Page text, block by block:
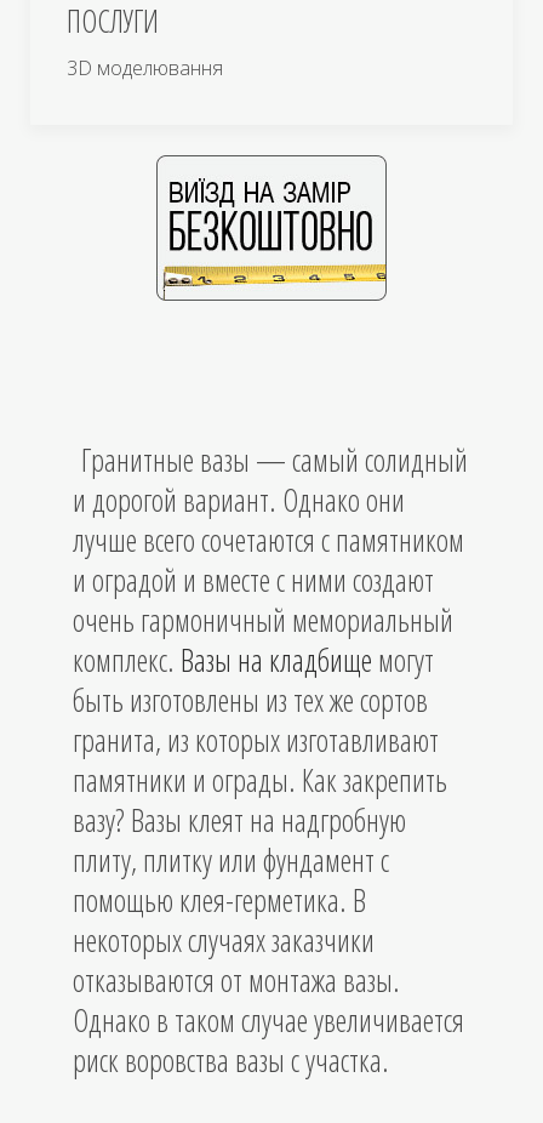
ПОСЛУГИ
3D моделювання
Гранитные вазы — самый солидный
и дорогой вариант. Однако они
лучше всего сочетаются с памятником
и оградой и вместе с ними создают
очень гармоничный мемориальный
комплекс. Вазы на кладбище могут
быть изготовлены из тех же сортов
гранита, из которых изготавливают
памятники и ограды. Как закрепить
вазу? Вазы клеят на надгробную
плиту, плитку или фундамент с
помощью клея-герметика. В
некоторых случаях заказчики
отказываются от монтажа вазы.
Однако в таком случае увеличивается
риск воровства вазы с участка.